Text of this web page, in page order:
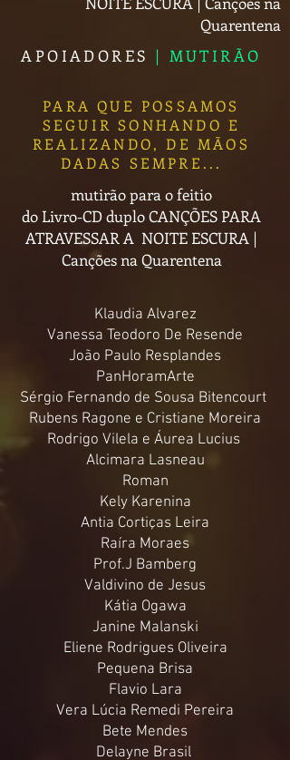
Quarentena
APOIADORES | MUTIRÃO
PARA QUE POSSAMOS
SEGUIR SONHANDO E
REALIZANDO, DE MÃOS
DADAS SEMPRE...
mutirão para o feitio
do Livro-CD duploCANÇÕES PARA
ATRAVESSAR A NOITE ESCURA |
Canções na Quarentena
Klaudia Alvarez
Vanessa Teodoro De Resende
João Paulo Resplandes
PanHoramArte
Sérgio Fernando de Sousa Bitencourt
Rubens Ragone e Cristiane Moreira
Rodrigo Vilela e Áurea Lucius
Alcimara Lasneau
Roman
Kely Karenina
Antia Cortiças Leira
Raíra Moraes
Prof.J Bamberg
Valdivino de Jesus
Kátia Ogawa
Janine Malanski
Eliene Rodrigues Oliveira
Pequena Brisa
Flavio Lara
Vera Lúcia Remedi Pereira
Bete Mendes
Delayne Brasil